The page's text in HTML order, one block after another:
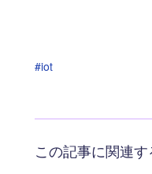
#iot
この記事に関連